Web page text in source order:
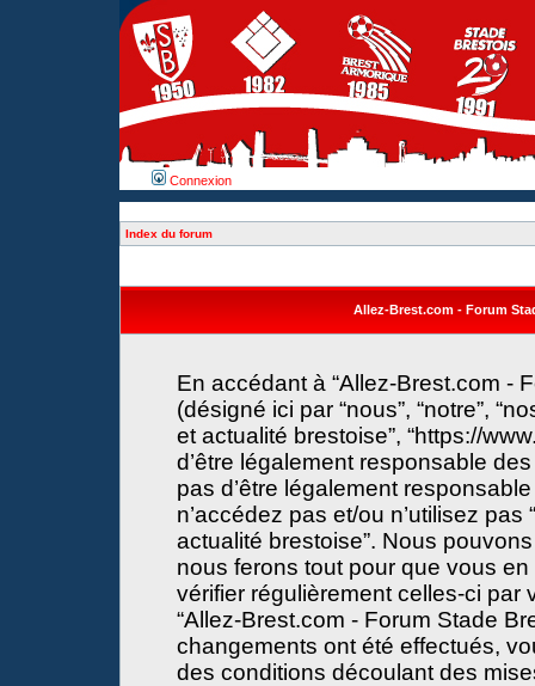
Connexion
Index du forum
Allez-Brest.com - Forum
En accédant à “Allez-Brest.com -
(désigné ici par “nous”, “notre”,
et actualité brestoise”, “https://
d’être légalement responsable
pas d’être légalement
n’accédez pas et/ou n’utilisez
actualité brestoise”. Nous
nous ferons tout pour que vous
vérifier régulièrement celles-ci par
“Allez-Brest.com - Forum Stade
changements ont été effectués,
des conditions découlant des